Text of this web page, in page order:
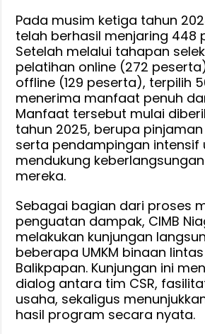
Pada musim ketiga tahun
telah berhasil menjaring 448
Setelah melalui tahapan
pelatihan online (272
offline (129 peserta), terpilih
menerima manfaat penuh
Manfaat tersebut mulai
tahun 2025, berupa
serta pendampingan intensif
mendukung
mereka.
Sebagai bagian dari proses
penguatan dampak, CIMB
melakukan kunjungan
beberapa UMKM binaan
Balikpapan. Kunjungan ini
dialog antara tim CSR,
usaha, sekaligus
hasil program secara nyata.